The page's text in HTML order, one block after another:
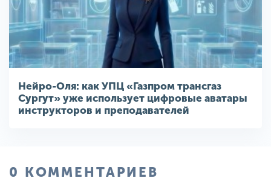
Нейро-Оля: как УПЦ «Газпром трансгаз
Сургут» уже использует цифровые аватары
инструкторов и преподавателей
0 КОММЕНТАРИЕВ